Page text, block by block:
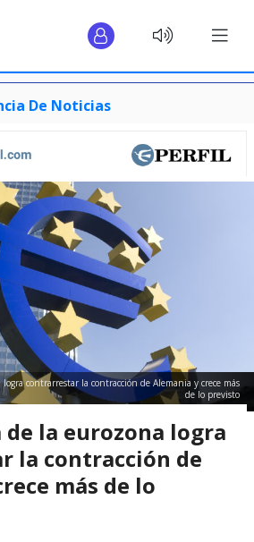
De Noticias
contrarrestar la contracción de Alemania y crece más
de lo previsto
de la eurozona logra
la contracción de
más de lo